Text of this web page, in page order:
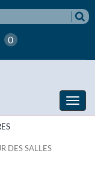
0
Toggle
DES SALLES